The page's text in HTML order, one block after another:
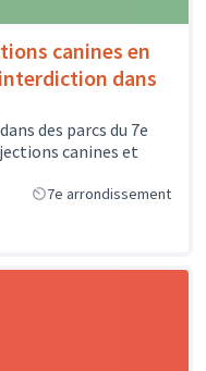
canines en
dans
des parcs du 7e
canines et
7e arrondissement